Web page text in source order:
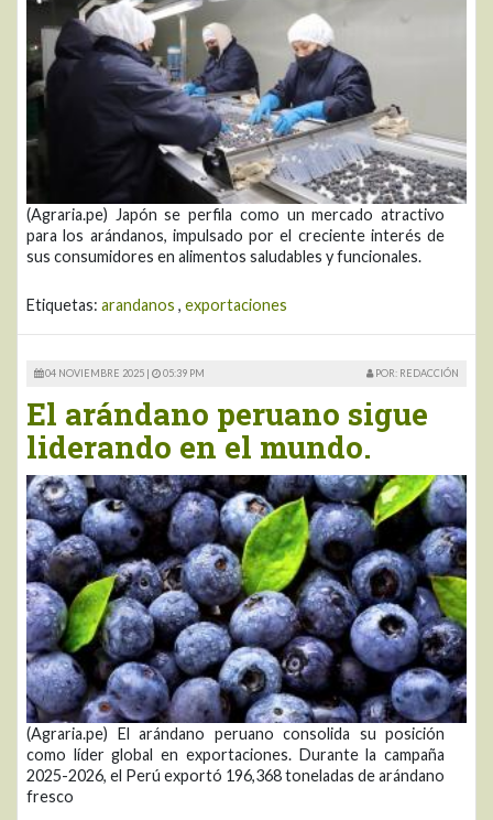
(Agraria.pe) Japón se perfila como un mercado atractivo
para los arándanos, impulsado por el creciente interés de
sus consumidores en alimentos saludables y funcionales.
Etiquetas: arandanos , exportaciones
04 NOVIEMBRE 2025 | 05:39 PM POR: REDACCIÓN
El arándano peruano sigue
liderando en el mundo.
(Agraria.pe) El arándano peruano consolida su posición
como líder global en exportaciones. Durante la campaña
2025-2026, el Perú exportó 196,368 toneladas de arándano
fresco